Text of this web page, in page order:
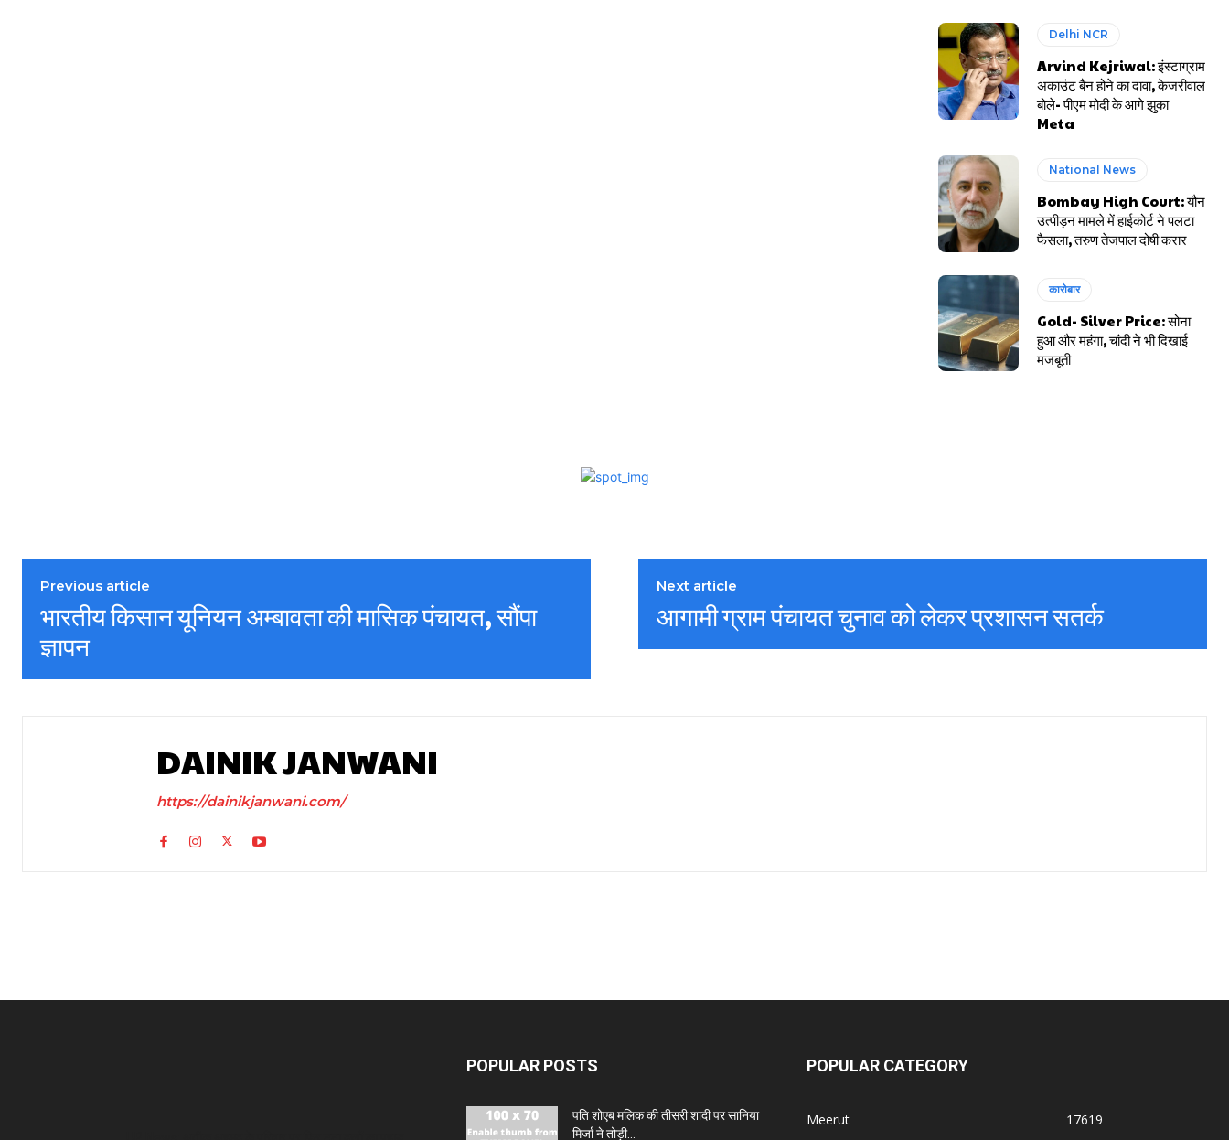
Delhi NCR
Arvind Kejriwal: इंस्टाग्राम
अकाउंट बैन होने का दावा, केजरीवाल
बोले- पीएम मोदी के आगे झुका
Meta
National News
Bombay High Court: यौन
उत्पीड़न मामले में हाईकोर्ट ने पलटा
फैसला, तरुण तेजपाल दोषी करार
कारोबार
Gold- Silver Price: सोना
हुआ और महंगा, चांदी ने भी दिखाई
मजबूती
Previous article
भारतीय किसान यूनियन अम्बावता की मासिक पंचायत, सौंपा
ज्ञापन
Next article
आगामी ग्राम पंचायत चुनाव को लेकर प्रशासन सतर्क
DAINIK JANWANI
https://dainikjanwani.com/
POPULAR POSTS
पति शोएब मलिक की तीसरी शादी पर सानिया
मिर्जा ने तोड़ी...
POPULAR CATEGORY
Meerut
17619